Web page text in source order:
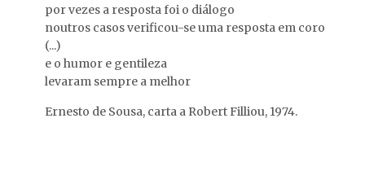
Ernesto de Sousa
''retrata'' o jornalista
Uma das salas.
por vezes a resposta foi o diálogo
noutros casos verificou-se uma resposta em coro
(...)
e o humor e gentileza
levaram sempre a melhor
Ernesto de Sousa, carta a Robert Filliou, 1974.